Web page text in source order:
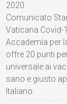
2020
Comunicato
Vaticana Covid-
Accademia per
offre 20 punti
universale ai
sano e giusto
Italiano.